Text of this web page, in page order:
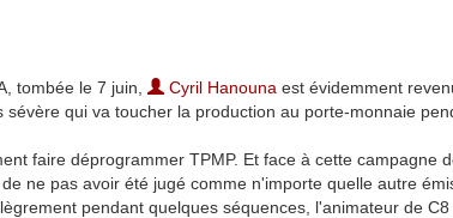
tombée le 7 juin,
Cyril Hanouna est évidemment
qui va toucher la production au porte-monnaie
faire déprogrammer TPMP. Et face à cette campagne
ne pas avoir été jugé comme n'importe quelle autre
pendant quelques séquences, l'animateur de